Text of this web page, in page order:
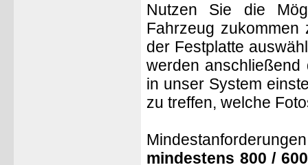
Nutzen Sie die
Fahrzeug
der Festplatte
werden anschließend
in unser System
zu treffen, welche
mindestens 800 /